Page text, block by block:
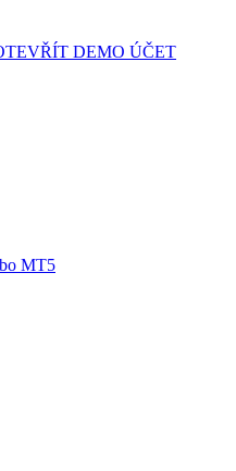
DEMO ÚČET
MT5